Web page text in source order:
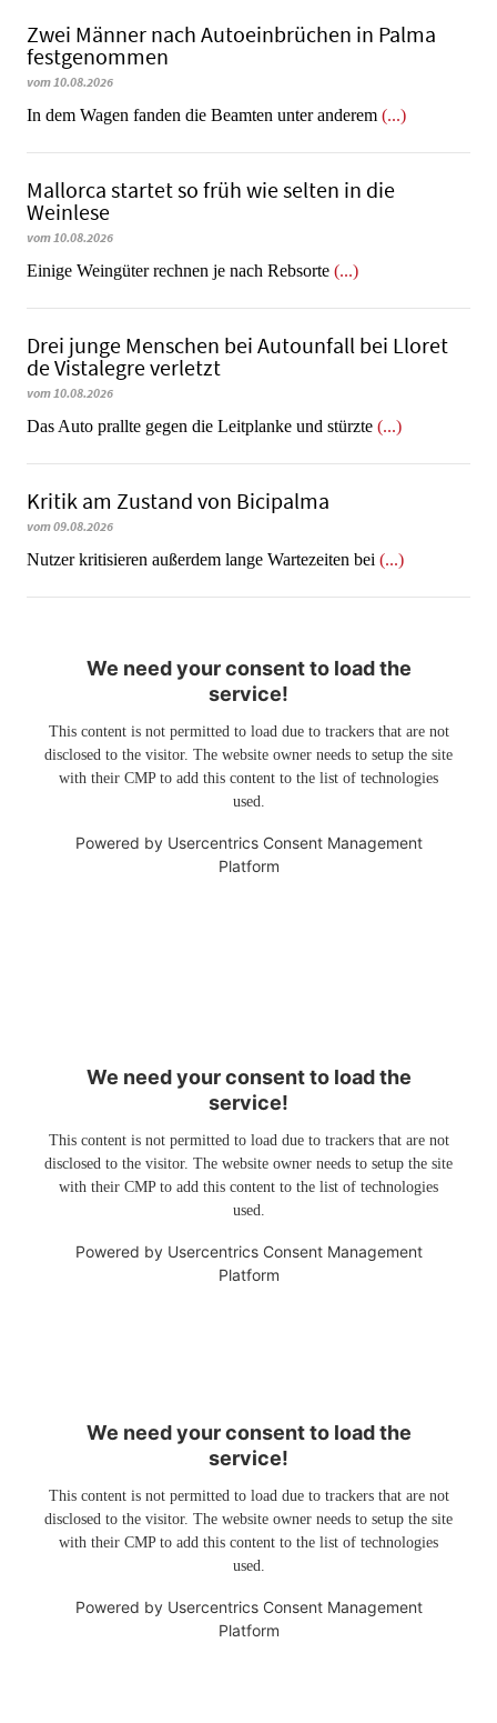
Zwei Männer nach Autoeinbrüchen in Palma
festgenommen
vom 10.08.2026
In dem Wagen fanden die Beamten unter anderem (...)
Mallorca startet so früh wie selten in die
Weinlese
vom 10.08.2026
​​​​​​​Einige Weingüter rechnen je nach Rebsorte (...)
Drei junge Menschen bei Autounfall bei Lloret
de Vistalegre verletzt
vom 10.08.2026
Das Auto prallte gegen die Leitplanke und stürzte (...)
Kritik am Zustand von Bicipalma
vom 09.08.2026
Nutzer kritisieren außerdem lange Wartezeiten bei (...)
We need your consent to load the
service!
This content is not permitted to load due to trackers that are not
disclosed to the visitor. The website owner needs to setup the site
with their CMP to add this content to the list of technologies
used.
Powered by Usercentrics Consent Management
Platform
We need your consent to load the
service!
This content is not permitted to load due to trackers that are not
disclosed to the visitor. The website owner needs to setup the site
with their CMP to add this content to the list of technologies
used.
Powered by Usercentrics Consent Management
Platform
We need your consent to load the
service!
This content is not permitted to load due to trackers that are not
disclosed to the visitor. The website owner needs to setup the site
with their CMP to add this content to the list of technologies
used.
Powered by Usercentrics Consent Management
Platform